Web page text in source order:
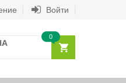
Войти
0